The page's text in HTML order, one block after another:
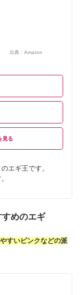
出典： Amazon
エギ王です。
めのエギ
すいピンクなどの派